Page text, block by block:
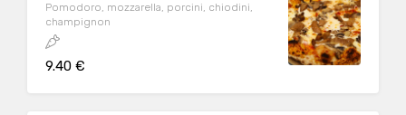
Pomodoro, mozzarella, porcini, chiodini,
champignon
9.40 €